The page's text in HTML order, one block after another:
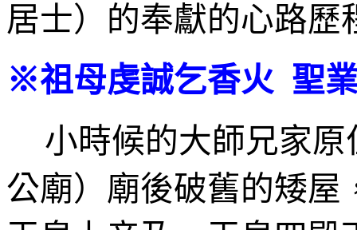
居士）的奉獻的心路
※祖母虔誠乞香火 聖
小時候的大師兄家
公廟）廟後破舊的矮